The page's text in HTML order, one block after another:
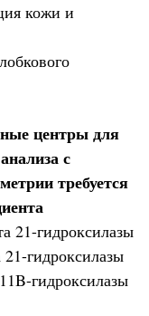
кожи и
центры для
с
требуется
21-гидроксилазы
гидроксилазы
гидроксилазы